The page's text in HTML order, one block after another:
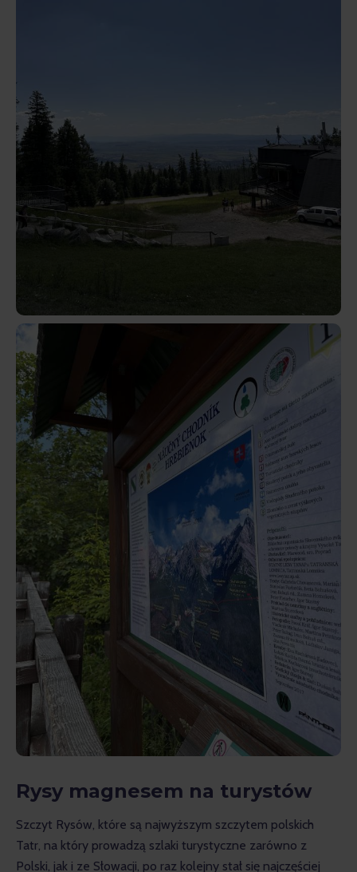
Rysy magnesem na turystów
Szczyt Rysów, które są najwyższym szczytem polskich
Tatr, na który prowadzą szlaki turystyczne zarówno z
Polski, jak i ze Słowacji, po raz kolejny stał się najczęściej